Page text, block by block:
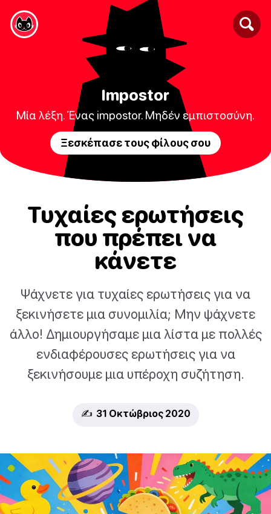
Impostor
Μία λέξη. Ένας impostor. Μηδέν εμπιστοσύνη.
Ξεσκέπασε τους φίλους σου
Τυχαίες ερωτήσεις
που πρέπει να
κάνετε
Ψάχνετε για τυχαίες ερωτήσεις για να
ξεκινήσετε μια συνομιλία; Μην ψάχνετε
άλλο! Δημιουργήσαμε μια λίστα με πολλές
ενδιαφέρουσες ερωτήσεις για να
ξεκινήσουμε μια υπέροχη συζήτηση.
✍️ 31 Οκτώβριος 2020